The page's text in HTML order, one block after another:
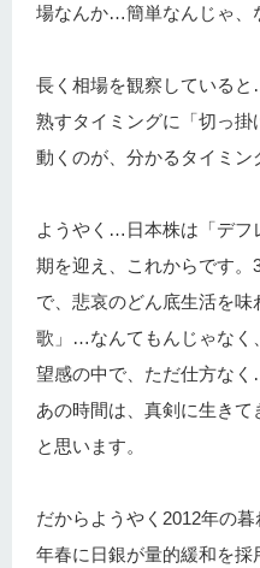
場なんか…簡単なんじゃ、
長く相場を観察している
熟すタイミングに「切っ
動くのが、分かるタイミン
ようやく…日本株は「デフ
期を迎え、これからです。
で、悲哀のどん底生活を
歌」…なんてもんじゃなく
望感の中で、ただ仕方な
あの時間は、真剣に生き
と思います。
だからようやく2012年の
年春に日銀が量的緩和を採